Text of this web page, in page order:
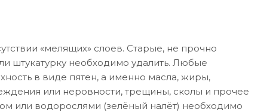
«мелящих» слоев. Старые, не прочно
штукатурку необходимо удалить. Любые
в виде пятен, а именно масла, жиры,
или неровности, трещины, сколы и прочее
или водорослями (зелёный налёт) необходимо